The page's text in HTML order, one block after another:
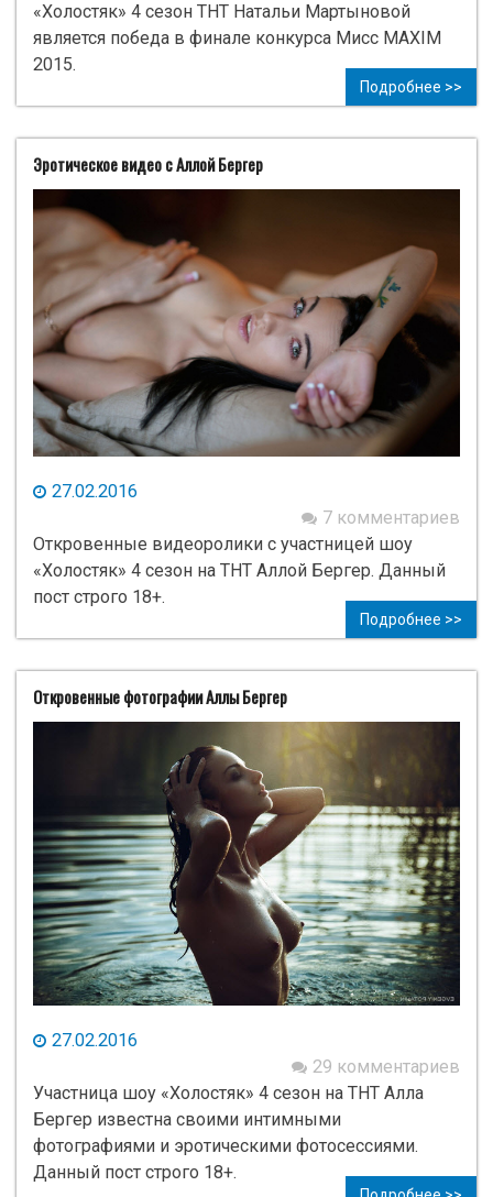
«Холостяк» 4 сезон ТНТ Натальи Мартыновой
является победа в финале конкурса Мисс MAXIM
2015.
Подробнее >>
Эротическое видео с Аллой Бергер
27.02.2016
7 комментариев
Откровенные видеоролики с участницей шоу
«Холостяк» 4 сезон на ТНТ Аллой Бергер. Данный
пост строго 18+.
Подробнее >>
Откровенные фотографии Аллы Бергер
27.02.2016
29 комментариев
Участница шоу «Холостяк» 4 сезон на ТНТ Алла
Бергер известна своими интимными
фотографиями и эротическими фотосессиями.
Данный пост строго 18+.